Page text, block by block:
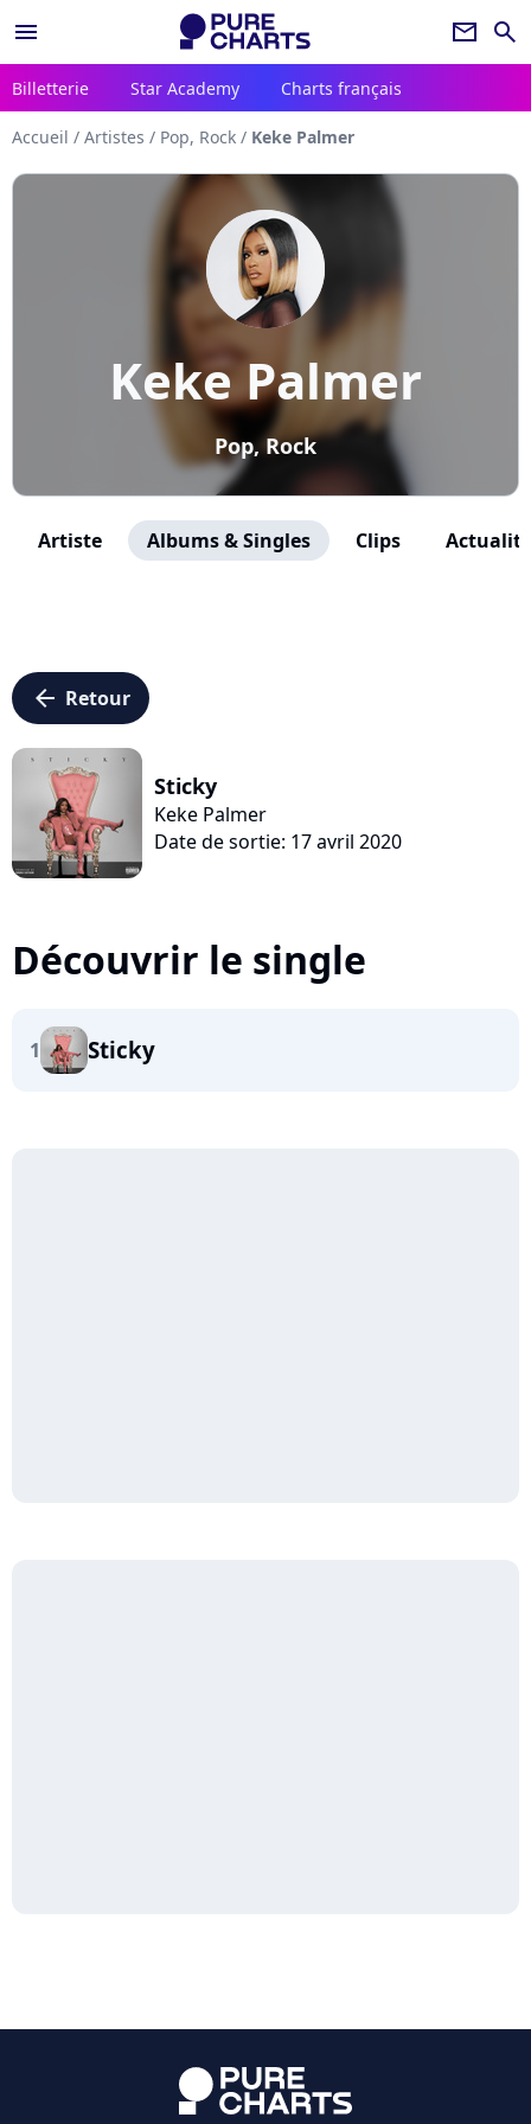
menu newsletter search
Billetterie Star Academy Charts français
Accueil / Artistes / Pop, Rock / Keke Palmer
Keke Palmer
Pop, Rock
Artiste Albums & Singles Clips
arrow_left Retour
Sticky
Keke Palmer
Date de sortie: 17 avril 2020
Découvrir le single
1 Sticky